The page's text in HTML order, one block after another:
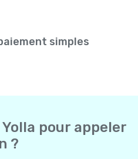
simples
pour appeler
?